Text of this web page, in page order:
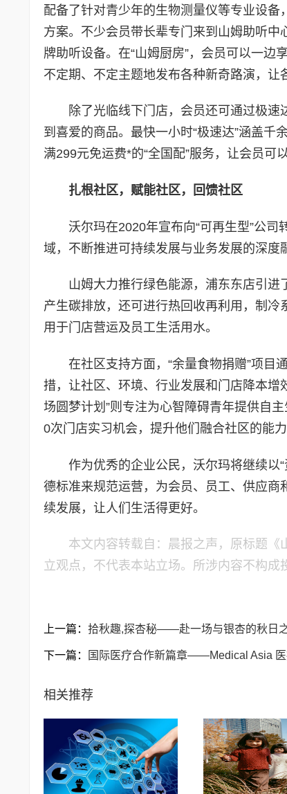
配备了针对青少年的生物测量仪等专业设
方案。不少会员带长辈专门来到山姆助听
牌助听设备。在“山姆厨房”，会员可以一
不定期、不定主题地发布各种新奇路演，让
除了光临线下门店，会员还可通过极
到喜爱的商品。最快一小时“极速达”涵盖千
满299元免运费*的“全国配”服务，让会员可
扎根社区，赋能社区，回馈社区
沃尔玛在2020年宣布向“可再生型”公
域，不断推进可持续发展与业务发展的深度
山姆大力推行绿色能源，浦东东店引进
产生碳排放，还可进行热回收再利用，制
用于门店营运及员工生活用水。
在社区支持方面，“余量食物捐赠”项目
措，让社区、环境、行业发展和门店降本增
场圆梦计划”则专注为心智障碍青年提供自
0次门店实习机会，提升他们融合社区的能力
作为优秀的企业公民，沃尔玛将继续以
德标准来规范运营，为会员、员工、供应
续发展，让人们生活得更好。
本文内容转载自：晨报之声，原标题
立观点，不代表本站立场。所涉内容不构成
上一篇： 拾秋趣,探杏秘——赴一场与银杏的秋日
下一篇： 国际医疗合作新篇章——Medical Asia
相关推荐